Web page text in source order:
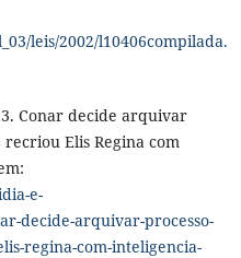
leis/2002/l10406compilada.
Conar decide arquivar
Elis Regina com
e-
decide-arquivar-processo-
regina-com-inteligencia-